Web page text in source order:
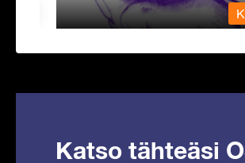
Katso tähteäsi